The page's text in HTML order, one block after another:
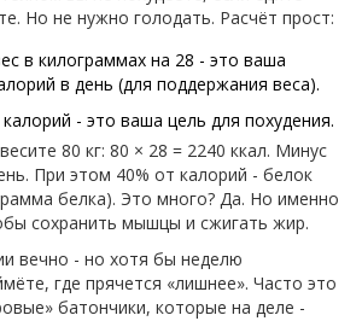
Но не нужно голодать. Расчёт прост:
в килограммах на 28 - это ваша
в день (для поддержания веса).
- это ваша цель для похудения.
80 кг: 80 × 28 = 2240 ккал. Минус
При этом 40% от калорий - белок
белка). Это много? Да. Но именно
сохранить мышцы и сжигать жир.
вечно - но хотя бы неделю
где прячется «лишнее». Часто это
батончики, которые на деле -